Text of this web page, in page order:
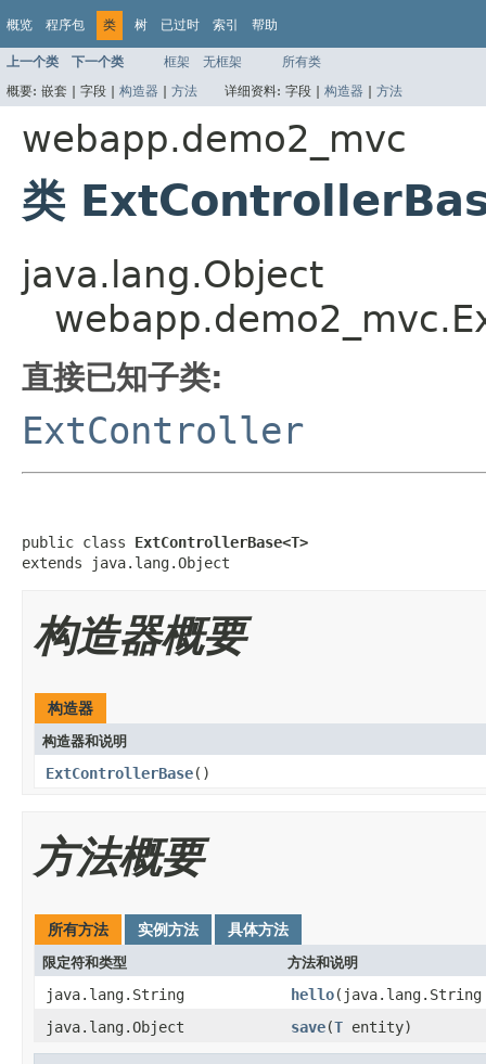
概览 程序包 类 树 已过时 索引 帮助
上一个类 下一个类 框架 无框架
所有类
概要: 嵌套 | 字段 | 构造器 | 方法 详细资料: 字段 | 构造器 | 方法
webapp.demo2_mvc
类
java.lang.Object
直接已知子类:
ExtController
public class ExtControllerBase<T>
extends java.lang.Object
构造器概要
构造器
构造器和说明
ExtControllerBase()
方法概要
所有方法 实例方法 具体方法
限定符和类型 方法和说明
java.lang.String hello(java.lang.String
java.lang.Object
save(T entity)